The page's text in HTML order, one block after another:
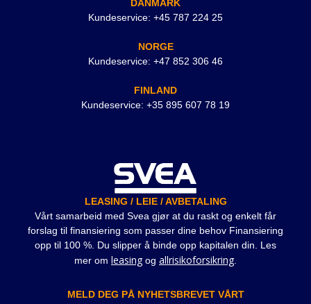
DANMARK
Kundeservice: +45 787 224 25
NORGE
Kundeservice: +47 852 306 46
FINLAND
Kundeservice: +35 895 607 78 19
LEASING / LEIE / AVBETALING
Vårt samarbeid med Svea gjør at du raskt og enkelt får
forslag til finansiering som passer dine behov Finansiering
opp til 100 %. Du slipper å binde opp kapitalen din. Les
mer om leasingog allrisikoforsikring.
MELD DEG PÅ NYHETSBREVET VÅRT